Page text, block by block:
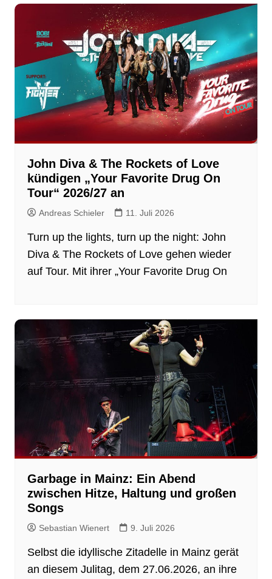
John Diva & The Rockets of Love
kündigen „Your Favorite Drug On
Tour“ 2026/27 an
Andreas Schieler 11. Juli 2026
Turn up the lights, turn up the night: John
Diva & The Rockets of Love gehen wieder
auf Tour. Mit ihrer „Your Favorite Drug On
Garbage in Mainz: Ein Abend
zwischen Hitze, Haltung und großen
Songs
Sebastian Wienert 9. Juli 2026
Selbst die idyllische Zitadelle in Mainz gerät
an diesem Julitag, dem 27.06.2026, an ihre